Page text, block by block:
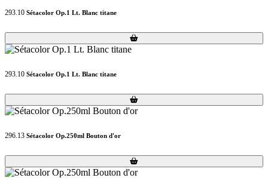
293.10 Sétacolor Op.1 Lt. Blanc titane
Loading...
Loading...
293.10 Sétacolor Op.1 Lt. Blanc titane
Loading...
Loading...
296.13 Sétacolor Op.250ml Bouton d'or
Loading...
Loading...